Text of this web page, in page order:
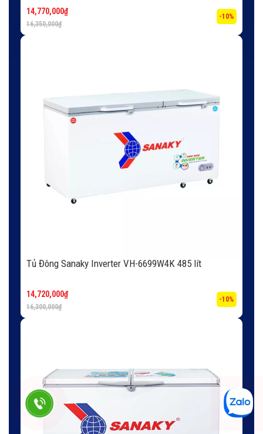
16,350,000₫
14,770,000₫
-10%
Tủ Đông Sanaky Inverter VH-6699W4K 485 lít
16,300,000₫
14,720,000₫
-10%